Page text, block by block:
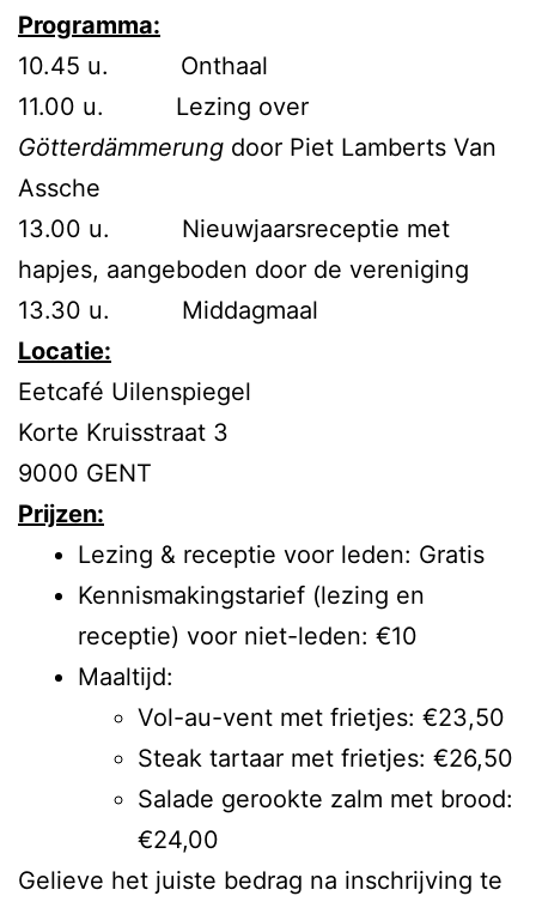
Programma:
10.45 u. Onthaal
11.00 u. Lezing over
Götterdämmerung door Piet Lamberts Van
Assche
13.00 u. Nieuwjaarsreceptie met
hapjes, aangeboden door de vereniging
13.30 u. Middagmaal
Locatie:
Eetcafé Uilenspiegel
Korte Kruisstraat 3
9000 GENT
Prijzen:
Lezing & receptie voor leden: Gratis
Kennismakingstarief (lezing en
receptie) voor niet-leden: €10
Maaltijd:
Vol-au-vent met frietjes: €23,50
Steak tartaar met frietjes: €26,50
Salade gerookte zalm met brood:
€24,00
Gelieve het juiste bedrag na inschrijving te